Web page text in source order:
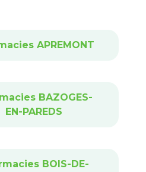
APREMONT
BAZOGES-
EN-PAREDS
BOIS-DE-